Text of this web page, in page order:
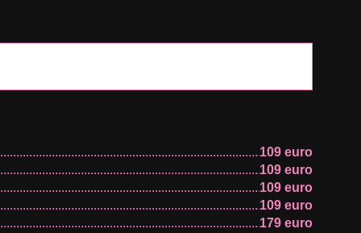
109 euro
109 euro
109 euro
109 euro
179 euro